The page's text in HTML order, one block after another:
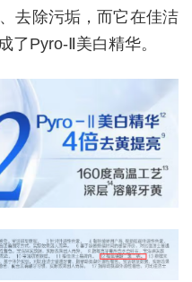
去除污垢，而它在佳洁
了Pyro-Ⅱ美白精华。